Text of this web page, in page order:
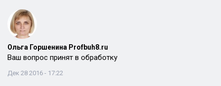
Ольга Горшенина Profbuh8.ru
Ваш вопрос принят в обработку
Дек 28 2016 - 17:22